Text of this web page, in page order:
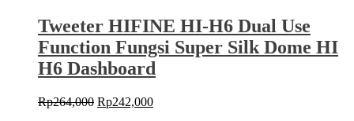
Limited
Edition
Tweeter HIFINE HI-H6 Dual Use
Function Fungsi Super Silk Dome HI
H6 Dashboard
Rp264,000 Original
Rp242,000Current